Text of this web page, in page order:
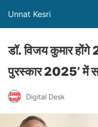
Unnat Kesri
डॉ. विजय कुमार होंगे
पुरस्कार 2025’ में
Digital Desk